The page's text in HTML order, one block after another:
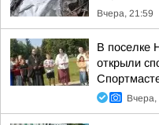
Вчера, 21:59
В поселке
открыли
Вчера,